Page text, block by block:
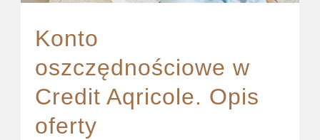
Konto
oszczędnościowe w
Credit Aqricole. Opis
oferty